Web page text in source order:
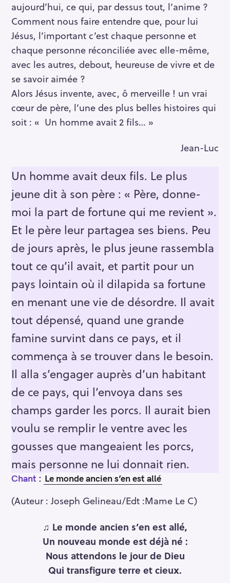
aujourd’hui, ce qui, par dessus tout, l’anime ?
Comment nous faire entendre que, pour lui
Jésus, l’important c’est chaque personne et
chaque personne réconciliée avec elle-même,
avec les autres, debout, heureuse de vivre et de
se savoir aimée ?
Alors Jésus invente, avec, ô merveille ! un vrai
cœur de père, l’une des plus belles histoires qui
soit : « Un homme avait 2 fils… »
Jean-Luc
Un homme avait deux fils. Le plus
jeune dit à son père : « Père, donne-
moi la part de fortune qui me revient ».
Et le père leur partagea ses biens. Peu
de jours après, le plus jeune rassembla
tout ce qu’il avait, et partit pour un
pays lointain où il dilapida sa fortune
en menant une vie de désordre. Il avait
tout dépensé, quand une grande
famine survint dans ce pays, et il
commença à se trouver dans le besoin.
Il alla s’engager auprès d’un habitant
de ce pays, qui l’envoya dans ses
champs garder les porcs. Il aurait bien
voulu se remplir le ventre avec les
gousses que mangeaient les porcs,
mais personne ne lui donnait rien.
Chant : Le monde ancien s’en est allé
(Auteur : Joseph Gelineau/Edt :Mame Le C)
♫ Le monde ancien s’en est allé,
Un nouveau monde est déjà né :
Nous attendons le jour de Dieu
Qui transfigure terre et cieux.